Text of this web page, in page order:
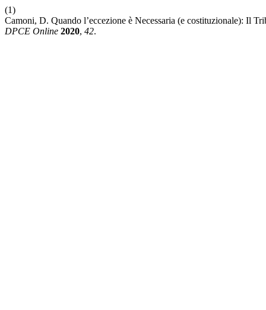
(1)
Camoni, D. Quando l’eccezione è Necessaria (e costituzionale): Il
DPCE Online 2020, 42.